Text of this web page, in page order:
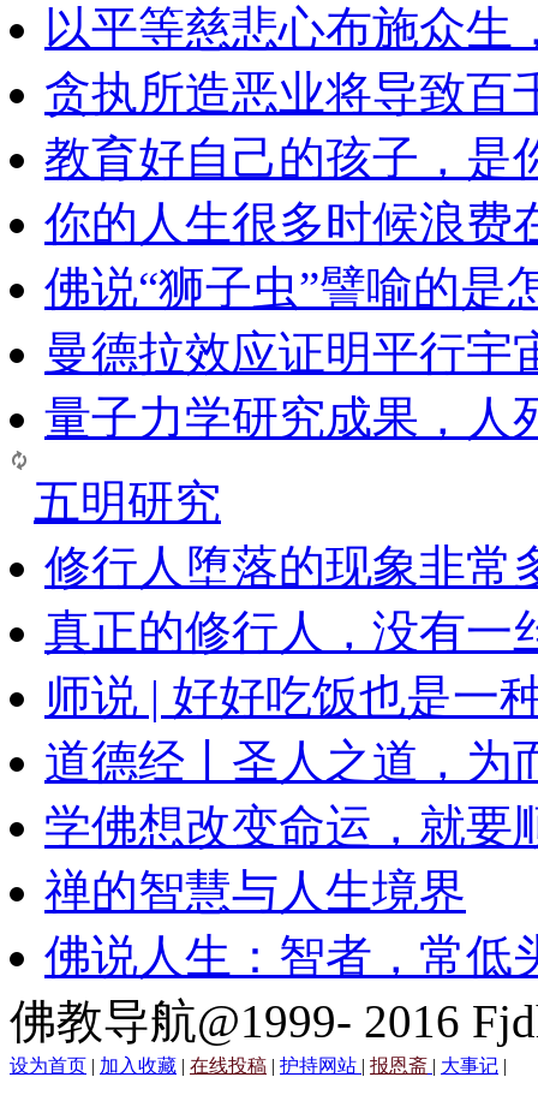
以平等慈悲心布施众生
贪执所造恶业将导致百
教育好自己的孩子，是
你的人生很多时候浪费
佛说“狮子虫”譬喻的是
曼德拉效应证明平行宇
量子力学研究成果，人
五明研究
修行人堕落的现象非常
真正的修行人，没有一
师说 | 好好吃饭也是一
道德经丨圣人之道，为
学佛想改变命运，就要
禅的智慧与人生境界
佛说人生：智者，常低
佛教导航@1999- 2016
设为首页 | 加入收藏 | 在线投稿 | 护持网站 | 报恩斋 | 大事记 |